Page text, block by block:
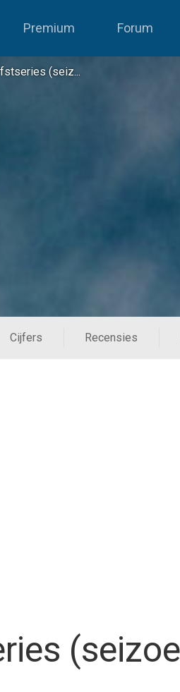
Premium Forum
(seiz...
Cijfers Recensies